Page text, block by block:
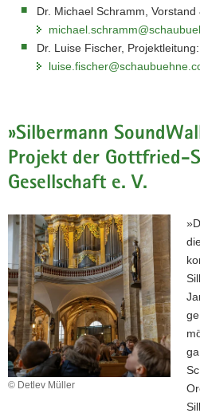
Dr. Michael Schramm,
Dr. Luise Fischer, Projektleitung:
»Silbermann
Projekt der Gottfried-
Gesellschaft e. V.
© Detlev Müller